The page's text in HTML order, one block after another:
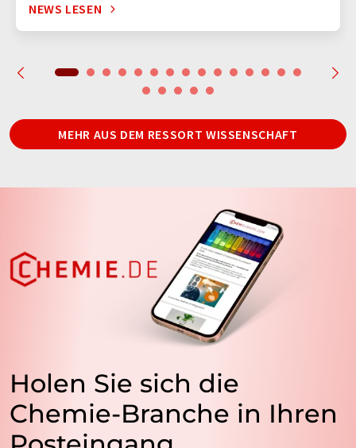
NEWS LESEN
MEHR AUS DEM RESSORT WISSENSCHAFT
Holen Sie sich die
Chemie-Branche in Ihren